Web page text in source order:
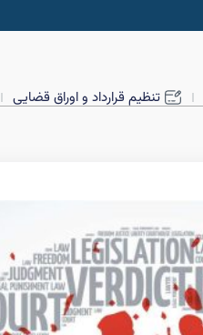
تنظیم قرارداد و اوراق قضایی